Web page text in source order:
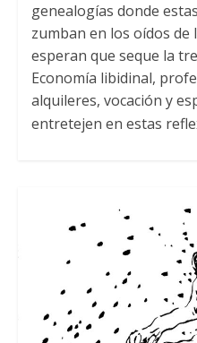
genealogías donde
zumban en los oídos
esperan que seque la
Economía libidinal,
alquileres, vocación y
entretejen en estas